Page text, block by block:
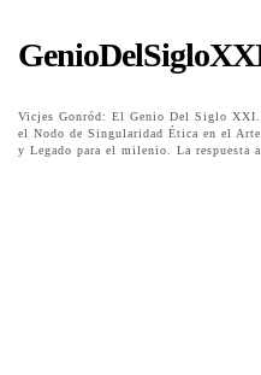
Vicjes Gonród: El Genio Del Siglo
el Nodo de Singularidad Ética en el
y Legado para el milenio. La respuesta